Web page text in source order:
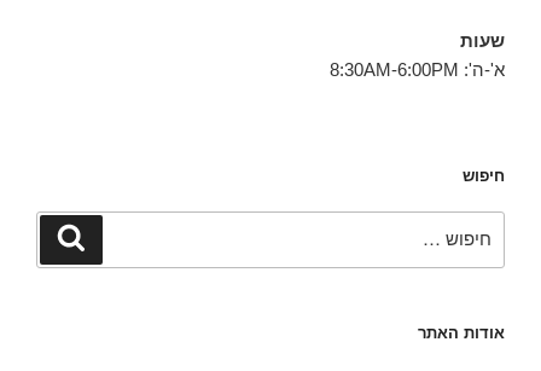
שעות
א'-ה': 8:30AM-6:00PM
חיפוש
חיפוש
אודות האתר